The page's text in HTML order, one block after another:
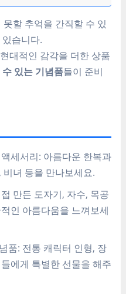
못할 추억을 간직할 수 있
습니다.
대적인 감각을 더한 상품
있는 기념품들이 준비
세서리: 아름다운 한복과
녀 등을 만나보세요.
만든 도자기, 자수, 목공
인 아름다움을 느껴보세
품: 전통 캐릭터 인형, 장
에게 특별한 선물을 해주